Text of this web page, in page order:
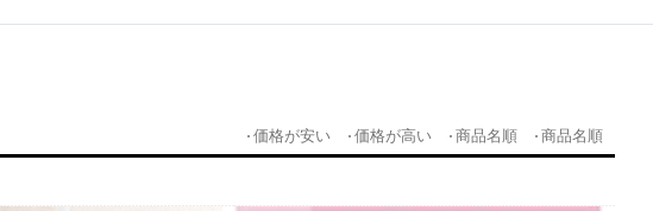
価格が安い 価格が高い 商品名順 商品名順